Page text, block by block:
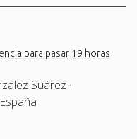
para pasar 19 horas
Suárez ·